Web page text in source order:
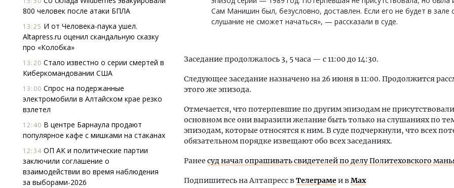
800 человек после атаки БПЛА
13:25 И от Человека-паука ушел.
Altapress.ru оценил скандальную сказку
про «Колобка»
13:20 Стало известно о серии смертей в
Киберкомандовании США
13:00 Спрос на подержанные
электромобили в Алтайском крае резко
взлетел
12:40 В центре Барнаула продают
популярное кафе с мишками на стаканах
12:34 ОП АК и политические партии
заключили соглашение о
взаимодействии во время наблюдения
за выборами-2026
Сам Манишин был, безусловно, доставлен. Если его не будет в зале
слушание не сможет начаться», — рассказали в суде.
Заседание продолжалось 3, 5 часа — с 11:00 до 14:30.
Следующее заседание назначено на 26 июня в 11:00. Продолжится
этого же эпизода.
Отмечается, что потерпевшие по другим эпизодам не
основном все они выразили желание быть только на слушаниях по
эпизодам, которые относятся к ним. В суде подчеркнули, что всех
обязательном порядке извещают обо всех заседаниях.
Ранее суд начал опрашивать свидетелей по делу Политеховского
Подпишитесь на Алтапресс вТелеграмеи вMax